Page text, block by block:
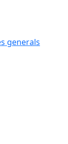
generals